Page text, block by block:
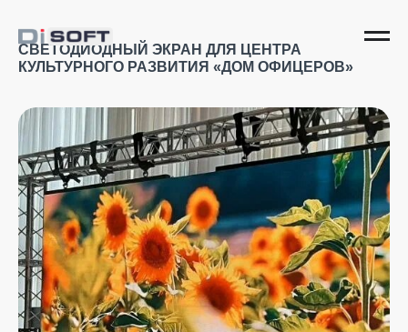
СВЕТОДИОДНЫЙ ЭКРАН ДЛЯ ЦЕНТРА
КУЛЬТУРНОГО РАЗВИТИЯ «ДОМ ОФИЦЕРОВ»